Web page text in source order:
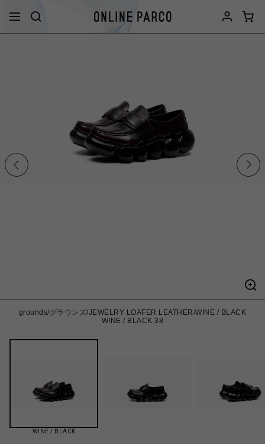
grounds/グラウンズ/JEWELRY LOAFER LEATHER/WINE / BLACK
WINE / BLACK 38
WINE / BLACK